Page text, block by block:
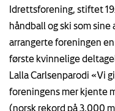
Idrettsforening, stiftet
håndball og ski som
arrangerte foreningen
første kvinnelige
Lalla Carlsenparodi «Vi
foreningens mer kjente
(norsk rekord på 3.000